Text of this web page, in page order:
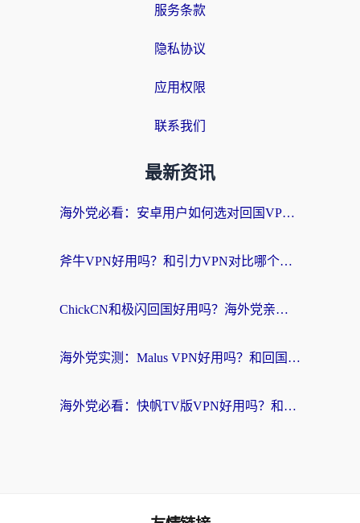
服务条款
隐私协议
应用权限
联系我们
最新资讯
海外党必看：安卓用户如何选对回国VPN？从踩坑到无缝访问的全攻略
斧牛VPN好用吗？和引力VPN对比哪个回国效果更好？海外党亲测3款加速器+避坑指南
ChickCN和极闪回国好用吗？海外党亲测3款加速器，教你选对不踩坑
海外党实测：Malus VPN好用吗？和回国VPN对比哪个回国效果更好？附真实体验与加速器推荐
海外党必看：快帆TV版VPN好用吗？和豌豆IP VPN对比哪个回国效果更好？附真实体验与选择指南